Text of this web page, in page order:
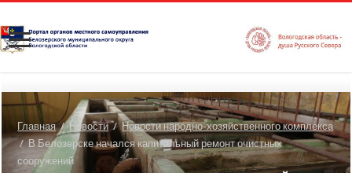
Главная / Новости / Новости народно-хозяйственного комплекса
/ В Белозерске начался капитальный ремонт очистных
сооружений